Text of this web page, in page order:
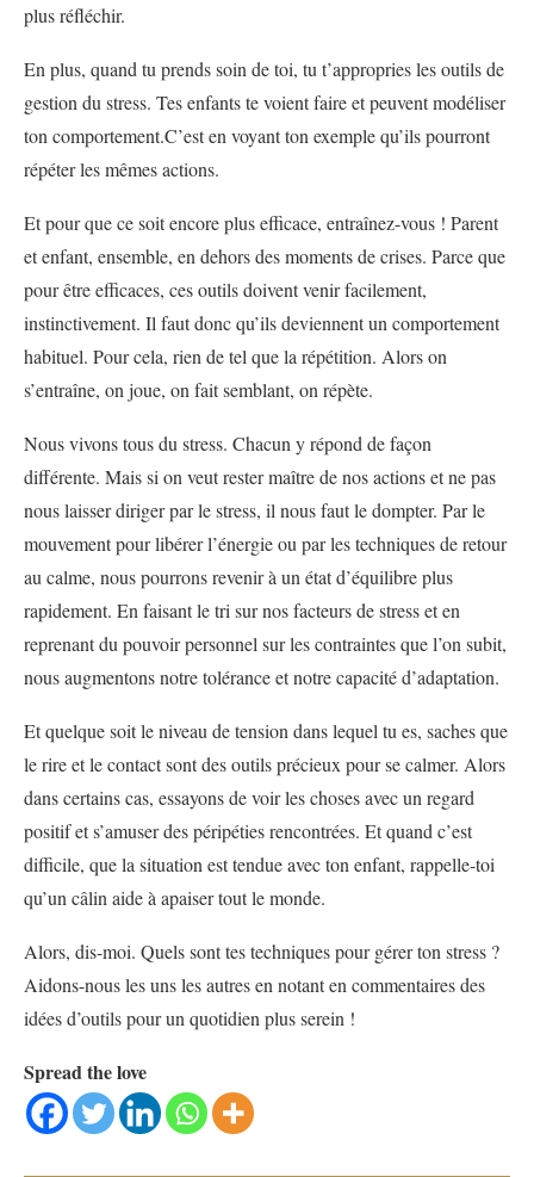
plus réfléchir.
En plus, quand tu prends soin de toi, tu t’appropries les outils de
gestion du stress. Tes enfants te voient faire et peuvent modéliser
ton comportement.C’est en voyant ton exemple qu’ils pourront
répéter les mêmes actions.
Et pour que ce soit encore plus efficace, entraînez-vous ! Parent
et enfant, ensemble, en dehors des moments de crises. Parce que
pour être efficaces, ces outils doivent venir facilement,
instinctivement. Il faut donc qu’ils deviennent un comportement
habituel. Pour cela, rien de tel que la répétition. Alors on
s’entraîne, on joue, on fait semblant, on répète.
Nous vivons tous du stress. Chacun y répond de façon
différente. Mais si on veut rester maître de nos actions et ne pas
nous laisser diriger par le stress, il nous faut le dompter. Par le
mouvement pour libérer l’énergie ou par les techniques de retour
au calme, nous pourrons revenir à un état d’équilibre plus
rapidement. En faisant le tri sur nos facteurs de stress et en
reprenant du pouvoir personnel sur les contraintes que l’on subit,
nous augmentons notre tolérance et notre capacité d’adaptation.
Et quelque soit le niveau de tension dans lequel tu es, saches que
le rire et le contact sont des outils précieux pour se calmer. Alors
dans certains cas, essayons de voir les choses avec un regard
positif et s’amuser des péripéties rencontrées. Et quand c’est
difficile, que la situation est tendue avec ton enfant, rappelle-toi
qu’un câlin aide à apaiser tout le monde.
Alors, dis-moi. Quels sont tes techniques pour gérer ton stress ?
Aidons-nous les uns les autres en notant en commentaires des
idées d’outils pour un quotidien plus serein !
Spread the love